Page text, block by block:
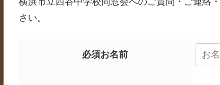
さい。
このフィールドは空のままにしてください。
必須お名前